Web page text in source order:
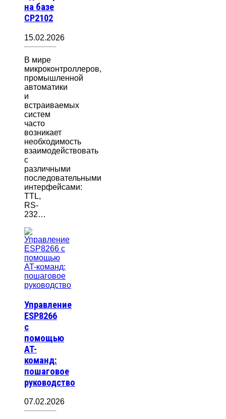
на базе
CP2102
15.02.2026
В мире
микроконтроллеров,
промышленной
автоматики
и
встраиваемых
систем
часто
возникает
необходимость
взаимодействовать
с
различными
последовательными
интерфейсами:
TTL,
RS-
232…
Управление
ESP8266
с
помощью
AT-
команд:
пошаговое
руководство
07.02.2026